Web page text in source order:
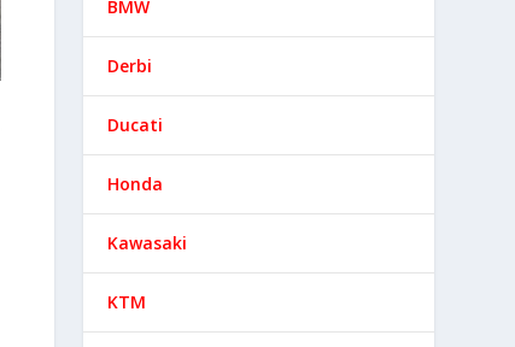
BMW
Derbi
Ducati
Honda
Kawasaki
KTM